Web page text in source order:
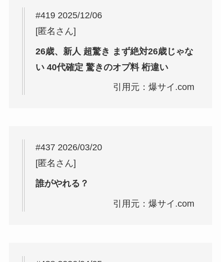
#419 2025/12/06
[匿名さん]
26歳、新人 超驚き まず絶対26歳じゃな
い 40代確定 驚きのオプ料 桁違い
引用元：爆サイ.com
#437 2026/03/20
[匿名さん]
誰がやれる？
引用元：爆サイ.com